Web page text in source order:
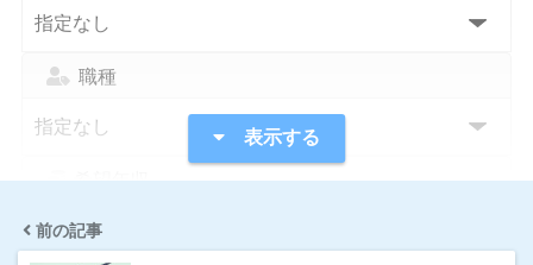
職種
希望年収
指定なし
表示する
前の記事